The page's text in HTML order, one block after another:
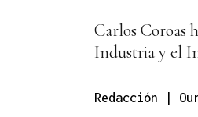
Carlos Coroas
Industria y el
Redacción |